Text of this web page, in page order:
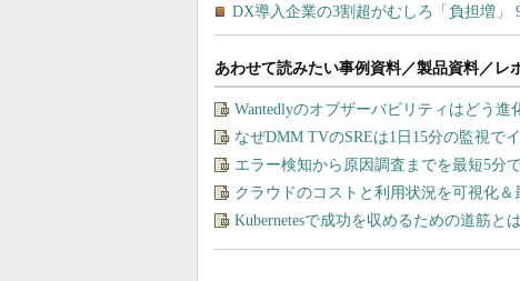
あわせて読みたい事例資料／製品資料／レ
Wantedlyのオブザーバビリティはどう
なぜDMM TVのSREは1日15分の監視で
エラー検知から原因調査までを最短5分
クラウドのコストと利用状況を可視化＆
Kubernetesで成功を収めるための道筋と